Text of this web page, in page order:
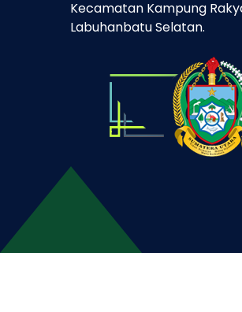
Kecamatan Kampung
Labuhanbatu Selatan.